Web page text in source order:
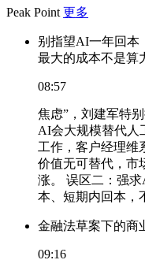
Peak Point 更多
别指望AI一年回本
最大的成本不是算
08:57
焦虑”，刘建军特
AI会大规模替代人
工作，客户经理维
价值无可替代，市
涨。 误区二：强
本、短期内回本，
金融法草案下的商
09:16